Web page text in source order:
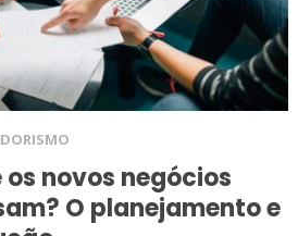
os novos negócios
O planejamento e